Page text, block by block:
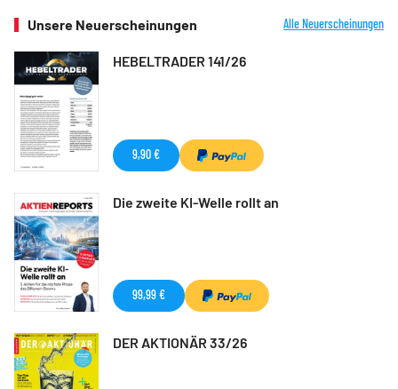
Unsere Neuerscheinungen Alle Neuerscheinungen
HEBELTRADER 141/26
9,90 €
Die zweite KI-Welle rollt an
99,99 €
DER AKTIONÄR 33/26